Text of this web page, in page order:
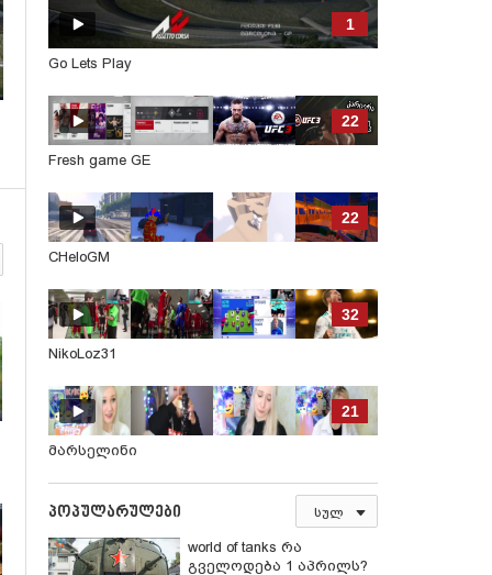
1
Go Lets Play
22
Fresh game GE
22
CHeloGM
32
NikoLoz31
21
მარსელინი
პოპულარულები სულ
world of tanks რა
გველოდება 1 აპრილს?